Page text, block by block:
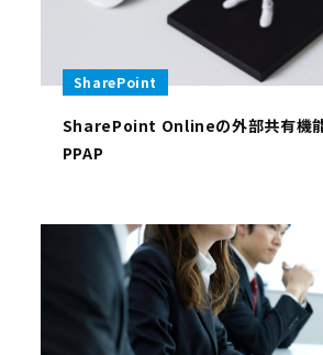
SharePoint
SharePoint Onlineの外部共有機
PPAP